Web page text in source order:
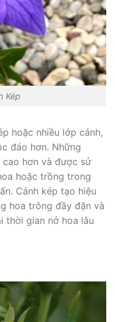
Kép
hoặc nhiều lớp cánh,
đáo hơn. Những
hơn và được sử
hoặc trồng trong
Cánh kép tạo hiệu
hoa trông đầy đặn và
thời gian nở hoa lâu